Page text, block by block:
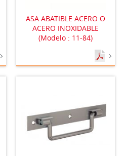
ASA ABATIBLE ACERO O
ACERO INOXIDABLE
(Modelo : 11-84)